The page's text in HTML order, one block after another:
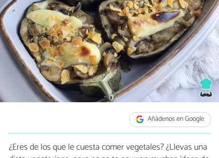
Añádenos en Google
¿Eres de los que le cuesta comer vegetales? ¿Llevas una